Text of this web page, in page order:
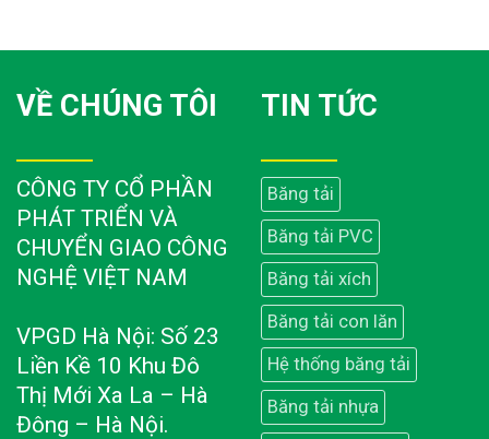
VỀ CHÚNG TÔI
CÔNG TY CỔ PHẦN
PHÁT TRIỂN VÀ
CHUYỂN GIAO CÔNG
NGHỆ VIỆT NAM
VPGD Hà Nội: Số 23
Liền Kề 10 Khu Đô
Thị Mới Xa La – Hà
Đông – Hà Nội.
TIN TỨC
Băng tải
Băng tải PVC
Băng tải xích
Băng tải con lăn
Hệ thống băng tải
Băng tải nhựa